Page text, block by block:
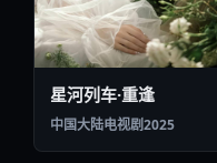
星河列车·重逢
中国大陆电视剧2025